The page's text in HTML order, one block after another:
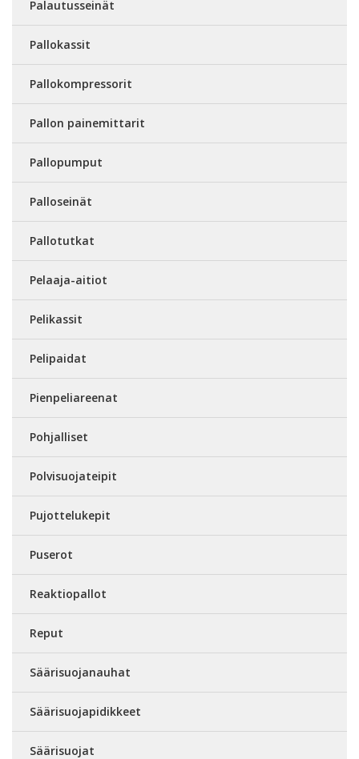
Palautusseinät
Pallokassit
Pallokompressorit
Pallon painemittarit
Pallopumput
Palloseinät
Pallotutkat
Pelaaja-aitiot
Pelikassit
Pelipaidat
Pienpeliareenat
Pohjalliset
Polvisuojateipit
Pujottelukepit
Puserot
Reaktiopallot
Reput
Säärisuojanauhat
Säärisuojapidikkeet
Säärisuojat